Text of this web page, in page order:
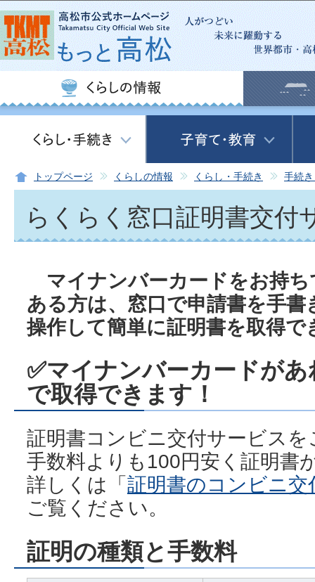
この
トップページ くらしの情報 くらし・手続き 手続
らくらく窓口証明書交付
マイナンバーカードをお持ち
ある方は、窓口で申請書を手
操作して簡単に証明書を取得で
✅マイナンバーカードが
で取得できます！
証明書コンビニ交付サービス
手数料よりも100円安く証明書
詳しくは「証明書のコンビニ交
ご覧ください。
証明の種類と手数料